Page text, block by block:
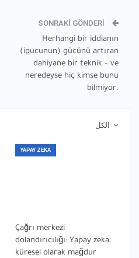
SONRAKI GÖNDERI
Herhangi bir iddianın
(ipucunun) gücünü artıran
dahiyane bir teknik – ve
neredeyse hiç kimse bunu
bilmiyor.
YAPAY ZEKA
Çağrı merkezi
dolandırıcılığı: Yapay zeka,
küresel olarak mağdur